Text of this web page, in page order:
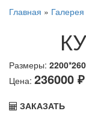
Главная »
Размеры:
Цена: 236000 ₽
ЗАКАЗАТЬ